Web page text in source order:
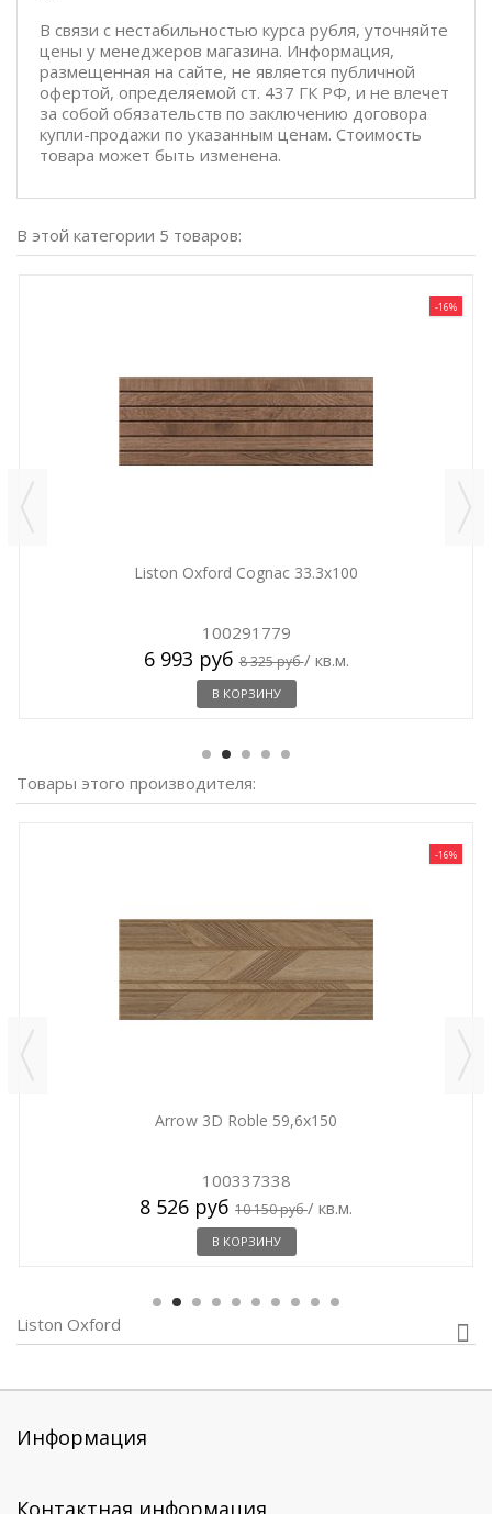
В связи с нестабильностью курса рубля, уточняйте
цены у менеджеров магазина. Информация,
размещенная на сайте, не является публичной
офертой, определяемой ст. 437 ГК РФ, и не влечет
за собой обязательств по заключению договора
купли-продажи по указанным ценам. Стоимость
товара может быть изменена.
В этой категории 5 товаров:
-16%
Liston Oxford Cognac 33.3x100
100291779
6 993 руб8 325 руб/ кв.м.
В КОРЗИНУ
Товары этого производителя:
-16%
Arrow 3D Roble 59,6x150
100337338
8 526 руб 10 150 руб/ кв.м.
В КОРЗИНУ
Liston Oxford
Информация
Контактная информация